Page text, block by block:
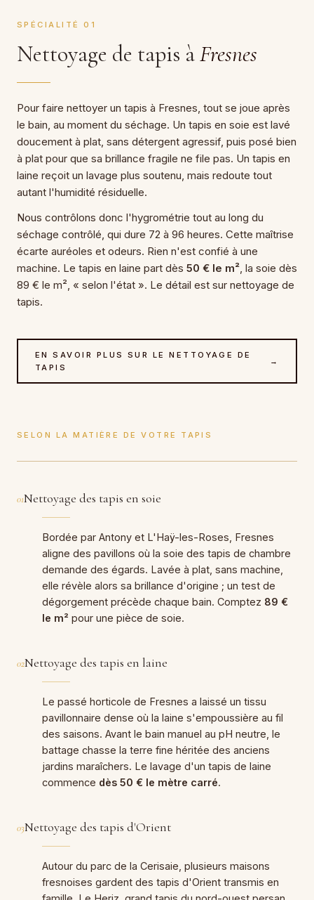
SPÉCIALITÉ 01
Nettoyage de tapis àFresnes
Pour faire nettoyer un tapis à Fresnes, tout se joue après
le bain, au moment du séchage. Un tapis en soie est lavé
doucement à plat, sans détergent agressif, puis posé bien
à plat pour que sa brillance fragile ne file pas. Un tapis en
laine reçoit un lavage plus soutenu, mais redoute tout
autant l'humidité résiduelle.
Nous contrôlons donc l'hygrométrie tout au long du
séchage contrôlé, qui dure 72 à 96 heures. Cette maîtrise
écarte auréoles et odeurs. Rien n'est confié à une
machine. Le tapis en laine part dès 50 € le m² , la soie dès
89 € le m², « selon l'état ». Le détail est sur nettoyage de
tapis.
EN SAVOIR PLUS SUR LE NETTOYAGE DE
TAPIS
→
SELON LA MATIÈRE DE VOTRE TAPIS
01Nettoyage des tapis en soie
Bordée par Antony et L'Haÿ-les-Roses, Fresnes
aligne des pavillons où la soie des tapis de chambre
demande des égards. Lavée à plat, sans machine,
elle révèle alors sa brillance d'origine ; un test de
dégorgement précède chaque bain. Comptez 89 €
le m² pour une pièce de soie.
02Nettoyage des tapis en laine
Le passé horticole de Fresnes a laissé un tissu
pavillonnaire dense où la laine s'empoussière au fil
des saisons. Avant le bain manuel au pH neutre, le
battage chasse la terre fine héritée des anciens
jardins maraîchers. Le lavage d'un tapis de laine
commence dès 50 € le mètre carré.
03Nettoyage des tapis d'Orient
Autour du parc de la Cerisaie, plusieurs maisons
fresnoises gardent des tapis d'Orient transmis en